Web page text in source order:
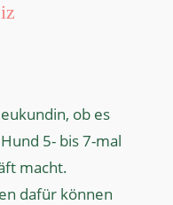
ob es
5- bis 7-mal
macht.
dafür können